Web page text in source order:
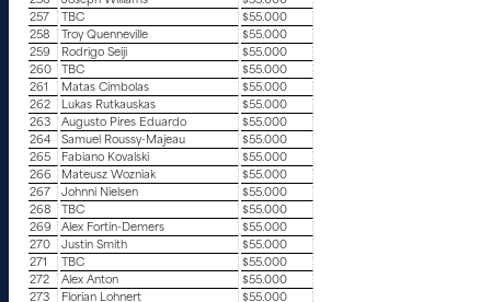
257
TBC
$55.000
258
Troy Quenneville
$55.000
259
Rodrigo Seiji
$55.000
260
TBC
$55.000
261
Matas Cimbolas
$55.000
262
Lukas Rutkauskas
$55.000
263
Augusto Pires Eduardo
$55.000
264
Samuel Roussy-Majeau
$55.000
265
Fabiano Kovalski
$55.000
266
Mateusz Wozniak
$55.000
267
Johnni Nielsen
$55.000
268
TBC
$55.000
269
Alex Fortin-Demers
$55.000
270
Justin Smith
$55.000
271
TBC
$55.000
272
Alex Anton
$55.000
273
Florian Lohnert
$55.000